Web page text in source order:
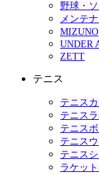
野球・
メンテ
MIZUNO
UNDER
ZETT
テニス
テニス
テニス
テニス
テニス
テニス
ラケッ